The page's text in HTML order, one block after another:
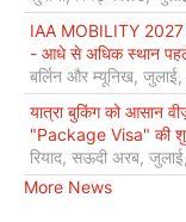
IAA MOBILITY 2027
- आधे से अधिक स्थान
बर्लिन और म्यूनिख,
यात्रा बुकिंग को आसान
"Package Visa" की
रियाद, सऊदी अरब,
More News